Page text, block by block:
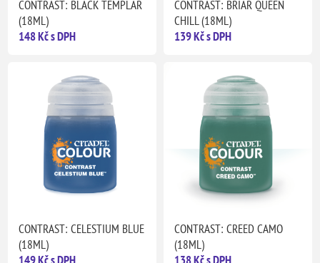
CONTRAST: BLACK TEMPLAR
(18ML)
148 Kč s DPH
CONTRAST: BRIAR QUEEN
CHILL (18ML)
139 Kč s DPH
CONTRAST: CELESTIUM BLUE
(18ML)
CONTRAST: CREED CAMO
(18ML)